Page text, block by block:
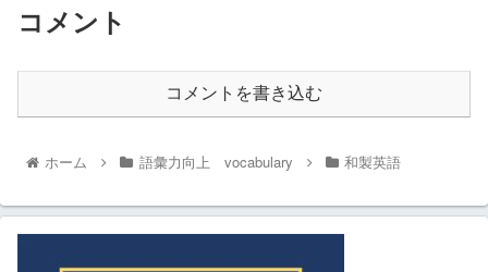
コメント
コメントを書き込む
ホーム 語彙力向上 vocabulary 和製英語